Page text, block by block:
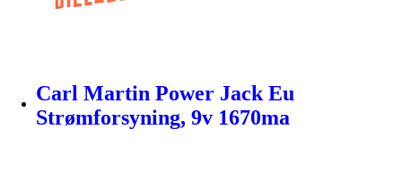
Carl Martin Power Jack Eu
Strømforsyning, 9v 1670ma